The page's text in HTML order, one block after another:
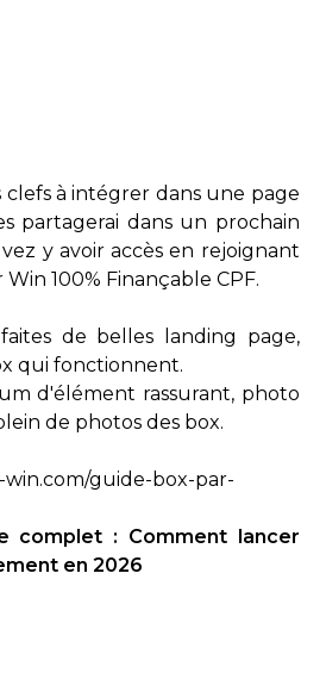
à intégrer dans une page
partagerai dans un prochain
y avoir accès en rejoignant
100% Finançable CPF.
de belles landing page,
qui fonctionnent.
d'élément rassurant, photo
de photos des box.
guide-box-par-
complet : Comment lancer
en 2026